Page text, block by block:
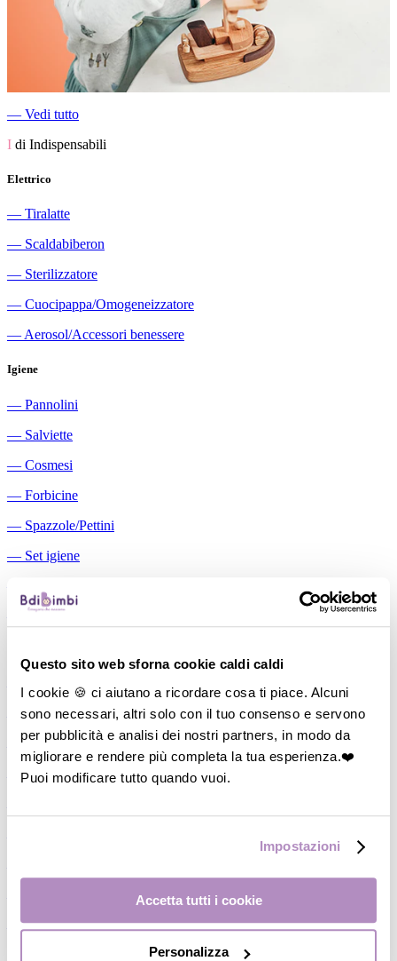
Questo sito web sforna cookie caldi caldi
I cookie 🍪 ci aiutano a ricordare cosa ti piace. Alcuni
sono necessari, altri solo con il tuo consenso e servono
per pubblicità e analisi dei nostri partners, in modo da
migliorare e rendere più completa la tua esperienza.❤️
Puoi modificare tutto quando vuoi.
Impostazioni
Accetta tutti i cookie
Personalizza
― Vedi tutto
I di Indispensabili
Elettrico
― Tiralatte
― Scaldabiberon
― Sterilizzatore
― Cuocipappa/Omogeneizzatore
― Aerosol/Accessori benessere
Igiene
― Pannolini
― Salviette
― Cosmesi
― Forbicine
― Spazzole/Pettini
― Set igiene
Aspiratori nasali manuali
―
Cuscini allattamento
―Biberon
―
Tettarelle
―Succhietti
Conservalatte Materno
―Massaggiagengive